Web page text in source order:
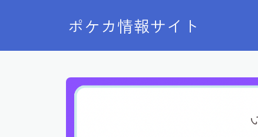
ポケカ情報サイト